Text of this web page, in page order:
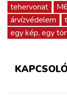
tehervonat
árvízvédelem
egy kép, egy